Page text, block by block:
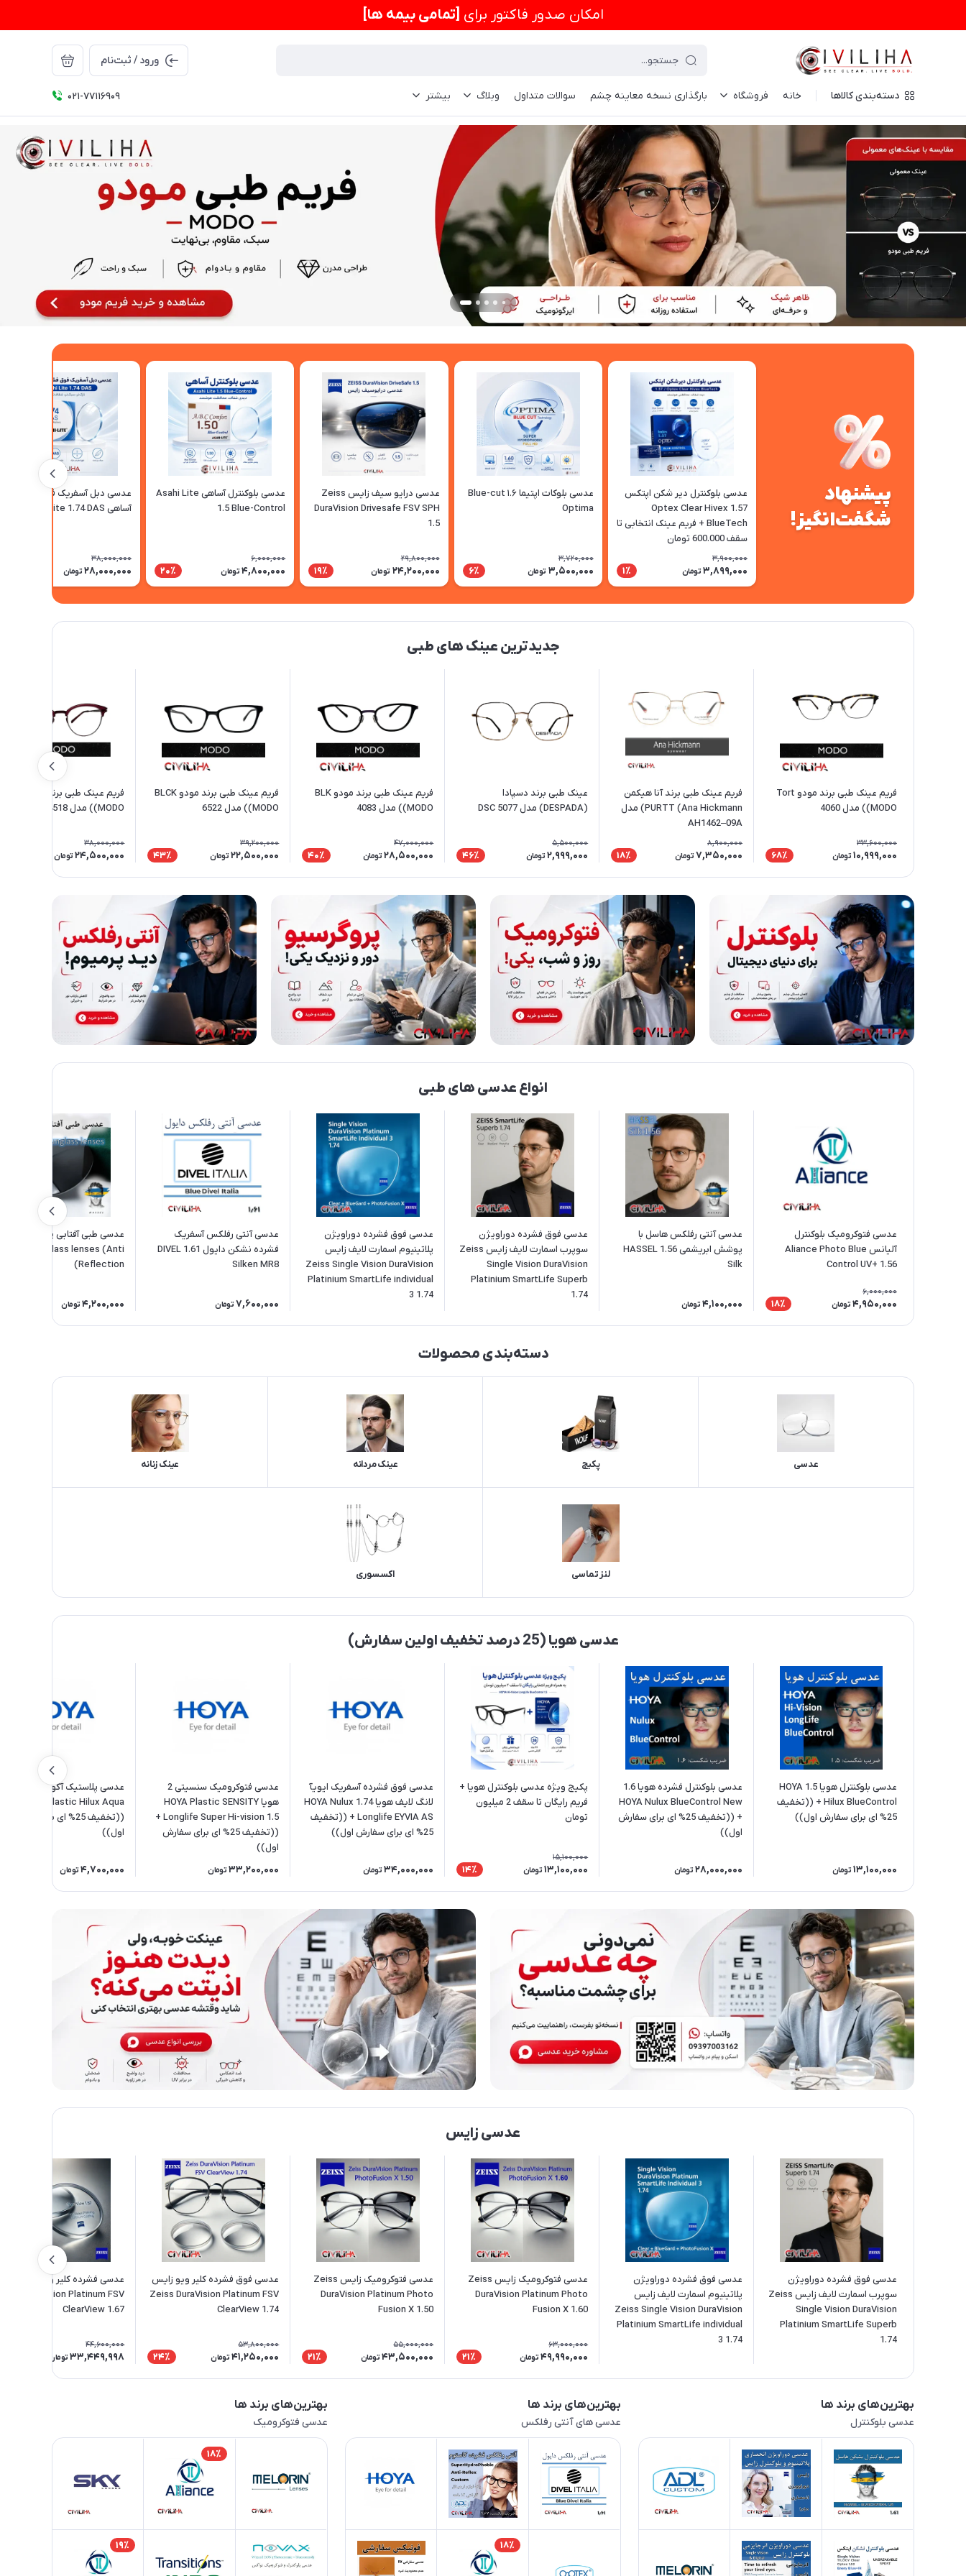
امكان صدور فاکتور برای [تمامی بیمه ها]
ورود / ثبت‌نام
دسته‌بندی کالاها خانه فروشگاه بارگذاری نسخه معاینه چشم سوالات متداول وبلاگ بیشتر 021-77116909
پیشنهاد
شگفت‌انگیز!
عدسی بلوکنترل دیر شکن اپتکس
1.57 Optex Clear Hivex
BlueTech + فریم عینک انتخابی تا
سقف 600.000 تومان
3,900,000
3,899,000 تومان 1٪
عدسی بلوکات اپتیما ۱.۶ Blue-cut
Optima
3,720,000
3,500,000 تومان 6٪
عدسی درایو سیف زایس Zeiss
DuraVision Drivesafe FSV SPH
1.5
29,800,000
24,200,000 تومان 19٪
عدسی بلوکنترل آساهی Asahi Lite
1.5 Blue-Control
6,000,000
4,800,000 تومان 20٪
عدسی دبل آسفریک فوق فشرده
آساهی Asahi Lite 1.74 DAS
38,000,000
28,000,000 تومان
جدیدترین عینک های طبی
فریم عینک طبی برند مودو Tort
(MODO) مدل 4060
33,600,000
10,999,000 تومان 68٪
فریم عینک طبی برند آنا هیکمن
PURTT (Ana Hickmann) مدل
AH1462–09A
8,900,000
7,350,000 تومان 18٪
عینک طبی برند دسپادا
(DESPADA) مدل DSC 5077
5,500,000
2,999,000 تومان 46٪
فریم عینک طبی برند مودو BLK
(MODO) مدل 4083
47,000,000
28,500,000 تومان 40٪
فریم عینک طبی برند مودو BLCK
(MODO) مدل 6522
39,200,000
22,500,000 تومان 43٪
(MODO) مدل 4518
38,000,000
24,500,000 تومان
انواع عدسی های طبی
عدسی فتوکرومیک بلوکنترل
آلیانس Aliance Photo Blue
Control UV+ 1.56
6,000,000
4,950,000 تومان 18٪
عدسی آنتی رفلکس هاسل با
پوشش ابریشمی 1.56 HASSEL
Silk
4,100,000 تومان
عدسی فوق فشرده دوراویژن
سوپرب اسمارت لایف زایس Zeiss
Single Vision DuraVision
Platinium SmartLife Superb
1.74
عدسی فوق فشرده دوراویژن
پلاتینیوم اسمارت لایف زایس
Zeiss Single Vision DuraVision
Platinium SmartLife individual
3 1.74
عدسی آنتی رفلکس آسفریک
فشرده نشکن دایول 1.61 DIVEL
Silken MR8
7,600,000 تومان
عدسی طبی آفتابی پلارایزد هاسل
Sunglass lenses (Anti
Reflection)
4,200,000 تومان
دسته‌بندی محصولات
عدسی پکیج عینک مردانه عینک زنانه
لنز تماسی اکسسوری
عدسی هویا (25 درصد تخفیف اولین سفارش)
عدسی بلوکنترل هویا 1.5 HOYA
Hilux BlueControl + ((تخفیف
25% ای برای سفارش اول))
13,100,000 تومان
عدسی بلوکنترل فشرده هویا 1.6
HOYA Nulux BlueControl New
+ ((تخفیف 25% ای برای سفارش
اول))
28,000,000 تومان
پکیج ویژه عدسی بلوکنترل هویا‌ +
فریم رایگان تا سقف 2 میلیون
تومان
15,100,000
13,100,000 تومان 14٪
عدسی فوق فشرده آسفریک ایویآ
لانگ لایف هویا 1.74 HOYA Nulux
Longlife EYVIA AS + ((تخفیف
25% ای برای سفارش اول))
34,000,000 تومان
عدسی فتوکرومیک سنسیتی 2
هویا HOYA Plastic SENSITY
Longlife Super Hi-vision 1.5 +
((تخفیف 25% ای برای سفارش
اول))
33,200,000 تومان
((تخفیف 25% ای برای سفارش
اول))
4,700,000 تومان
عدسی زایس
عدسی فوق فشرده دوراویژن
سوپرب اسمارت لایف زایس Zeiss
Single Vision DuraVision
Platinium SmartLife Superb
1.74
عدسی فوق فشرده دوراویژن
پلاتینیوم اسمارت لایف زایس
Zeiss Single Vision DuraVision
Platinium SmartLife individual
3 1.74
عدسی فتوکرومیک زایس Zeiss
DuraVision Platinum Photo
Fusion X 1.60
63,000,000
49,990,000 تومان 21٪
عدسی فتوکرومیک زایس Zeiss
DuraVision Platinum Photo
Fusion X 1.50
55,000,000
43,500,000 تومان 21٪
عدسی فوق فشرده کلیر ویو زایس
Zeiss DuraVision Platinum FSV
ClearView 1.74
53,800,000
41,250,000 تومان 24٪
عدسی فشرده کلیر ویو زایس
DuraVision Platinum FSV
ClearView 1.67
44,600,000
33,449,998 تومان
بهترین‌های برند ها
عدسی بلوکنترل
بهترین‌های برند ها
عدسی های آنتی رفلکس
18٪
بهترین‌های برند ها
عدسی فتوکرومیک
18٪
19٪